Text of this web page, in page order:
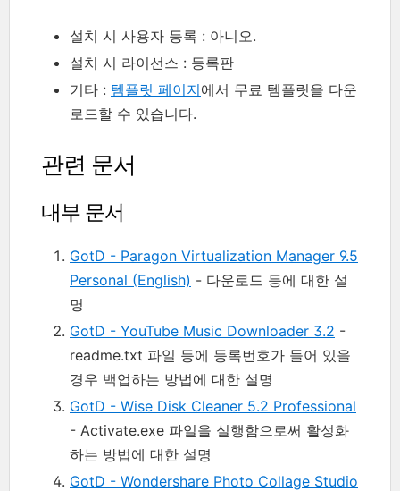
설치 시 사용자 등록 : 아니오.
설치 시 라이선스 : 등록판
기타 : 템플릿 페이지에서 무료 템플릿을 다운
로드할 수 있습니다.
관련 문서
내부 문서
GotD - Paragon Virtualization Manager 9.5
Personal (English) - 다운로드 등에 대한 설
명
GotD - YouTube Music Downloader 3.2 -
readme.txt 파일 등에 등록번호가 들어 있을
경우 백업하는 방법에 대한 설명
GotD - Wise Disk Cleaner 5.2 Professional
- Activate.exe 파일을 실행함으로써 활성화
하는 방법에 대한 설명
GotD - Wondershare Photo Collage Studio